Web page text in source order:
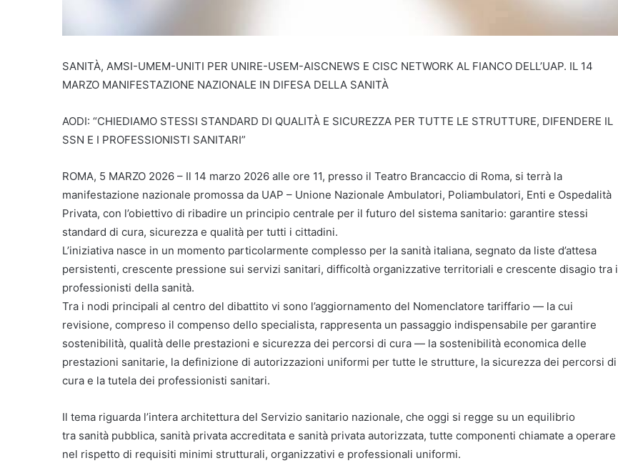
SANITÀ, AMSI-UMEM-UNITI PER UNIRE-USEM-AISCNEWS E CISC NETWORK AL FIANCO DELL’UAP. IL 14
MARZO MANIFESTAZIONE NAZIONALE IN DIFESA DELLA SANITÀ
AODI: “CHIEDIAMO STESSI STANDARD DI QUALITÀ E SICUREZZA PER TUTTE LE STRUTTURE, DIFENDERE IL
SSN E I PROFESSIONISTI SANITARI”
ROMA, 5 MARZO 2026 – Il 14 marzo 2026 alle ore 11, presso il Teatro Brancaccio di Roma, si terrà la
manifestazione nazionale promossa da UAP – Unione Nazionale Ambulatori, Poliambulatori, Enti e Ospedalità
Privata, con l’obiettivo di ribadire un principio centrale per il futuro del sistema sanitario: garantire stessi
standard di cura, sicurezza e qualità per tutti i cittadini.
L’iniziativa nasce in un momento particolarmente complesso per la sanità italiana, segnato da liste d’attesa
persistenti, crescente pressione sui servizi sanitari, difficoltà organizzative territoriali e crescente disagio tra i
professionisti della sanità.
Tra i nodi principali al centro del dibattito vi sono l’aggiornamento del Nomenclatore tariffario — la cui
revisione, compreso il compenso dello specialista, rappresenta un passaggio indispensabile per garantire
sostenibilità, qualità delle prestazioni e sicurezza dei percorsi di cura — la sostenibilità economica delle
prestazioni sanitarie, la definizione di autorizzazioni uniformi per tutte le strutture, la sicurezza dei percorsi di
cura e la tutela dei professionisti sanitari.
Il tema riguarda l’intera architettura del Servizio sanitario nazionale, che oggi si regge su un equilibrio
tra sanità pubblica, sanità privata accreditata e sanità privata autorizzata, tutte componenti chiamate a operare
nel rispetto di requisiti minimi strutturali, organizzativi e professionali uniformi.